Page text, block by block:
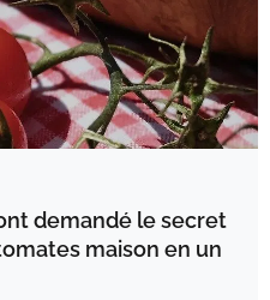
demandé le secret
maison en un